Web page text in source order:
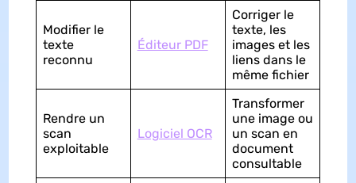
Modifier le
texte
reconnu
Éditeur PDF
Corriger le
texte, les
images et les
liens dans le
même fichier
Rendre un
scan
exploitable
Logiciel OCR
Transformer
une image ou
un scan en
document
consultable